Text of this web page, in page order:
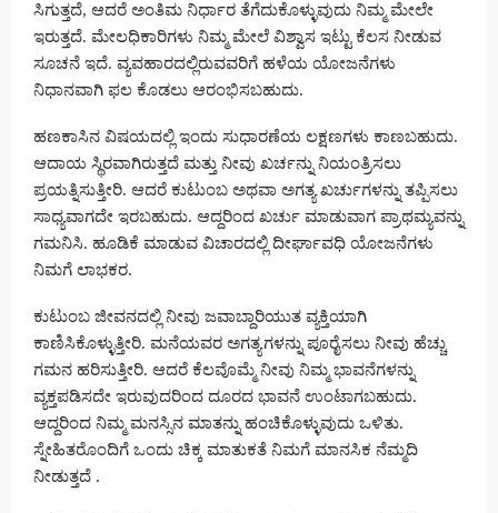
ಸಿಗುತ್ತದೆ, ಆದರೆ ಅಂತಿಮ ನಿರ್ಧಾರ ತೆಗೆದುಕೊಳ್ಳುವುದು ನಿಮ್ಮ ಮೇಲೇ
ಇರುತ್ತದೆ. ಮೇಲಧಿಕಾರಿಗಳು ನಿಮ್ಮ ಮೇಲೆ ವಿಶ್ವಾಸ ಇಟ್ಟು ಕೆಲಸ ನೀಡುವ
ಸೂಚನೆ ಇದೆ. ವ್ಯವಹಾರದಲ್ಲಿರುವವರಿಗೆ ಹಳೆಯ ಯೋಜನೆಗಳು
ನಿಧಾನವಾಗಿ ಫಲ ಕೊಡಲು ಆರಂಭಿಸಬಹುದು.
ಹಣಕಾಸಿನ ವಿಷಯದಲ್ಲಿ ಇಂದು ಸುಧಾರಣೆಯ ಲಕ್ಷಣಗಳು ಕಾಣಬಹುದು.
ಆದಾಯ ಸ್ಥಿರವಾಗಿರುತ್ತದೆ ಮತ್ತು ನೀವು ಖರ್ಚನ್ನು ನಿಯಂತ್ರಿಸಲು
ಪ್ರಯತ್ನಿಸುತ್ತೀರಿ. ಆದರೆ ಕುಟುಂಬ ಅಥವಾ ಅಗತ್ಯ ಖರ್ಚುಗಳನ್ನು ತಪ್ಪಿಸಲು
ಸಾಧ್ಯವಾಗದೇ ಇರಬಹುದು. ಆದ್ದರಿಂದ ಖರ್ಚು ಮಾಡುವಾಗ ಪ್ರಾಥಮ್ಯವನ್ನು
ಗಮನಿಸಿ. ಹೂಡಿಕೆ ಮಾಡುವ ವಿಚಾರದಲ್ಲಿ ದೀರ್ಘಾವಧಿ ಯೋಜನೆಗಳು
ನಿಮಗೆ ಲಾಭಕರ.
ಕುಟುಂಬ ಜೀವನದಲ್ಲಿ ನೀವು ಜವಾಬ್ದಾರಿಯುತ ವ್ಯಕ್ತಿಯಾಗಿ
ಕಾಣಿಸಿಕೊಳ್ಳುತ್ತೀರಿ. ಮನೆಯವರ ಅಗತ್ಯಗಳನ್ನು ಪೂರೈಸಲು ನೀವು ಹೆಚ್ಚು
ಗಮನ ಹರಿಸುತ್ತೀರಿ. ಆದರೆ ಕೆಲವೊಮ್ಮೆ ನೀವು ನಿಮ್ಮ ಭಾವನೆಗಳನ್ನು
ವ್ಯಕ್ತಪಡಿಸದೇ ಇರುವುದರಿಂದ ದೂರದ ಭಾವನೆ ಉಂಟಾಗಬಹುದು.
ಆದ್ದರಿಂದ ನಿಮ್ಮ ಮನಸ್ಸಿನ ಮಾತನ್ನು ಹಂಚಿಕೊಳ್ಳುವುದು ಒಳಿತು.
ಸ್ನೇಹಿತರೊಂದಿಗೆ ಒಂದು ಚಿಕ್ಕ ಮಾತುಕತೆ ನಿಮಗೆ ಮಾನಸಿಕ ನೆಮ್ಮದಿ
ನೀಡುತ್ತದೆ .